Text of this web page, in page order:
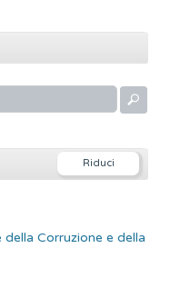
della Corruzione e della